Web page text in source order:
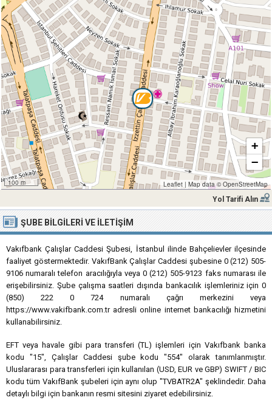
100 m
+
−
Leaflet | Map data © OpenStreetMap
Yol Tarifi Alın
ŞUBE BILGILERI VE İLETIŞIM
Vakıfbank Çalışlar Caddesi Şubesi, İstanbul ilinde Bahçelievler ilçesinde
faaliyet göstermektedir. VakıfBank Çalışlar Caddesi şubesine 0 (212) 505-
9106 numaralı telefon aracılığıyla veya 0 (212) 505-9123 faks numarası ile
erişebilirsiniz. Şube çalışma saatleri dışında bankacılık işlemleriniz için 0
(850) 222 0 724 numaralı çağrı merkezini veya
https://www.vakifbank.com.tr adresli online internet bankacılığı hizmetini
kullanabilirsiniz.
EFT veya havale gibi para transferi (TL) işlemleri için Vakıfbank banka
kodu "15", Çalışlar Caddesi şube kodu "554" olarak tanımlanmıştır.
Uluslararası para transferleri için kullanılan (USD, EUR ve GBP) SWIFT / BIC
kodu tüm VakıfBank şubeleri için aynı olup "TVBATR2A" şeklindedir. Daha
detaylı bilgi için bankanın resmi sitesini ziyaret edebilirsiniz.